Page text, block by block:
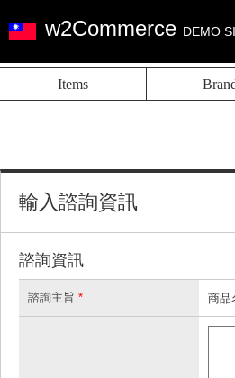
w2Commerce DEMO
Items
輸入諮詢資訊
諮詢資訊
諮詢主旨 * 商品